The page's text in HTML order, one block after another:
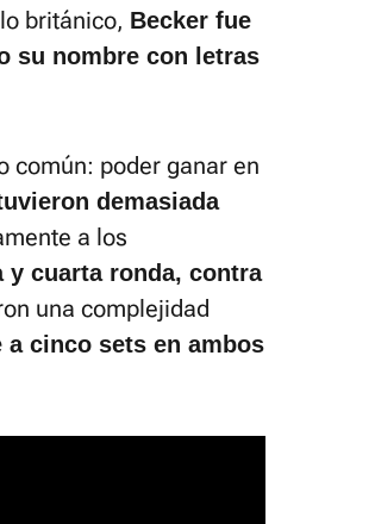
británico, Becker fue
su nombre con letras
común: poder ganar en
demasiada
a los
y cuarta ronda, contra
una complejidad
a cinco sets en ambos